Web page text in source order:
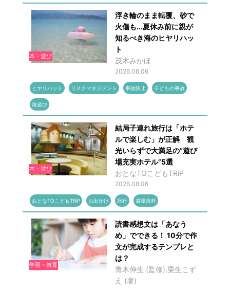
本・遊び
浮き輪のまま転覆、砂で
火傷も...夏休み前に親が
知るべき海のヒヤリハッ
ト
茂木みかほ
2026.08.06
ヒヤリハット リスクマネジメント 事故防止 子どもの事故
海遊び
本・遊び
結局子連れ旅行は「ホテ
ルで楽しむ」が正解 観
光いらずで大満足の“遊び
場充実ホテル”5選
おとなTOこどもTRiP
2026.08.06
おとなTOこどもTRiP お出かけ 旅行 書籍抜粋
学習・教育
読書感想文は「あなう
め」でできる！ 10分で作
文が完成するテンプレと
は？
青木伸生 (監修),粟生こず
え (著)